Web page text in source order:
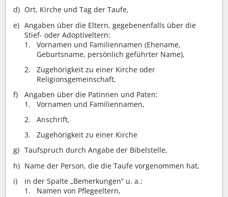
Ort, Kirche und Tag der Taufe,
Angaben über die Eltern, gegebenenfalls über die
Stief- oder Adoptiveltern:
Vornamen und Familiennamen (Ehename,
Geburtsname, persönlich geführter Name),
Zugehörigkeit zu einer Kirche oder
Religionsgemeinschaft,
Angaben über die Patinnen und Paten:
Vornamen und Familiennamen,
Anschrift,
Zugehörigkeit zu einer Kirche
Taufspruch durch Angabe der Bibelstelle,
Name der Person, die die Taufe vorgenommen hat,
in der Spalte „Bemerkungen“ u. a.:
Namen von Pflegeeltern,